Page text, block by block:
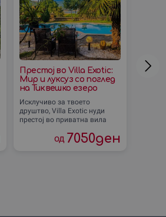
Престој во Villa Exotic:
Мир и луксуз со поглед
на Тиквешко езеро
Исклучиво за твоето
друштво, Villa Exotic нуди
престој во приватна вила
величествен поглед кон
од 7050ден